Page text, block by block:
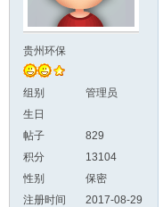
贵州环保
组别
管理员
生日
帖子
829
积分
13104
性别
保密
注册时间
2017-08-29